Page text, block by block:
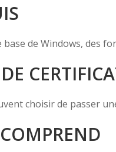
base de Windows, des
choisir de passer